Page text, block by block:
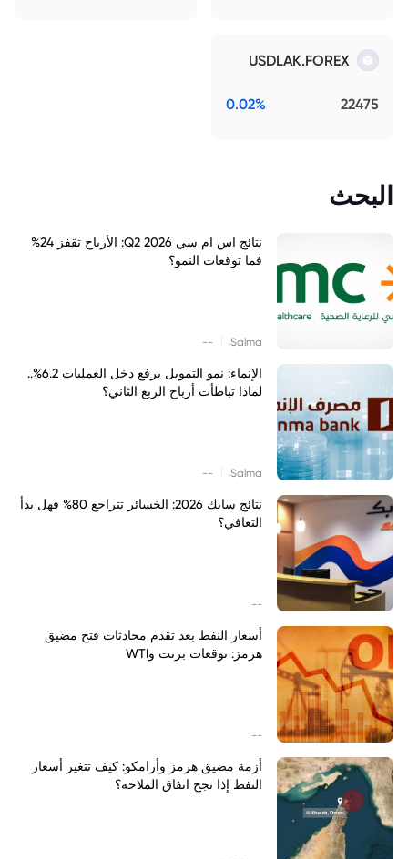
USDLAK.FOREX
22475
0.02%
البحث
نتائج اس ام سي Q2 2026: الأرباح تقفز 24%
فما توقعات النمو؟
Salma
--
الإنماء: نمو التمويل يرفع دخل العمليات 6.2%..
لماذا تباطأت أرباح الربع الثاني؟
Salma
--
نتائج سابك 2026: الخسائر تتراجع 80% فهل بدأ
التعافي؟
--
أسعار النفط بعد تقدم محادثات فتح مضيق
هرمز: توقعات برنت وWTI
--
أزمة مضيق هرمز وأرامكو: كيف تتغير أسعار
النفط إذا نجح اتفاق الملاحة؟